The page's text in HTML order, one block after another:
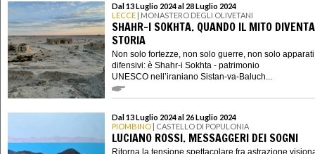
Dal 13 Luglio 2024 al 28 Luglio 2024
LECCE | MONASTERO DEGLI OLIVETANI
SHAHR-I SOKHTA. QUANDO IL MITO DIVENTA
STORIA
Non solo fortezze, non solo guerre, non solo apparati
difensivi: è Shahr-i Sokhta - patrimonio
UNESCO nell’iraniano Sistan-va-Baluch...
Dal 13 Luglio 2024 al 26 Luglio 2024
PIOMBINO | CASTELLO DI POPULONIA
LUCIANO ROSSI. MESSAGGERI DEI SOGNI
Ritorna la tensione spettacolare fra astrazione